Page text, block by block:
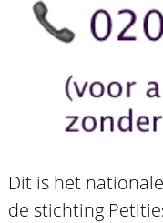
Dit is het
de stichting